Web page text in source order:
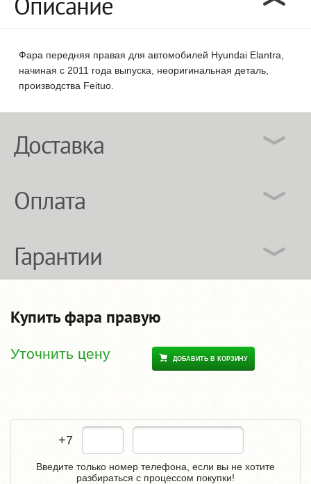
Фара передняя правая для автомобилей Hyundai Elantra,
начиная с 2011 года выпуска, неоригинальная деталь,
производства Feituo.
Доставка
Оплата
Гарантии
Купить фара правую
Уточнить цену ДОБАВИТЬ В КОРЗИНУ
+7
Введите только номер телефона, если вы не хотите
разбираться с процессом покупки!